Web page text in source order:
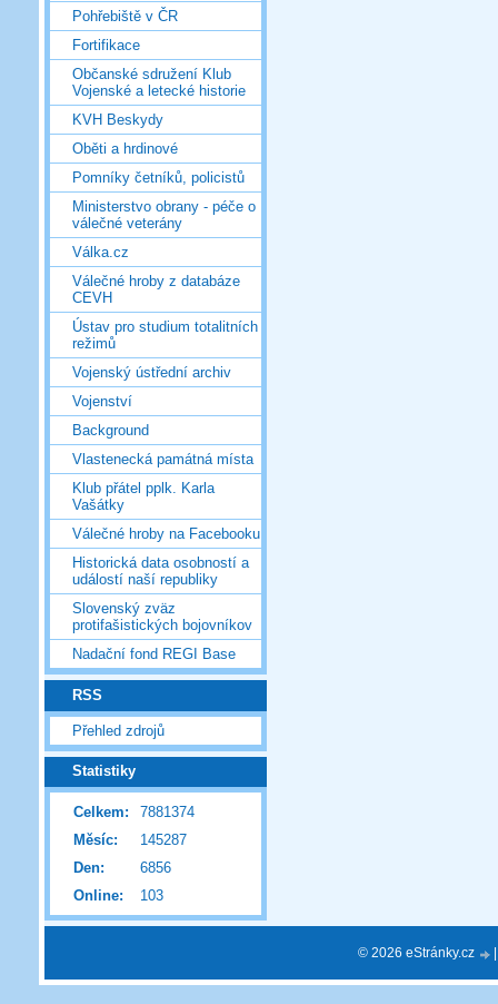
Pohřebiště v ČR
Fortifikace
Občanské sdružení Klub
Vojenské a letecké historie
KVH Beskydy
Oběti a hrdinové
Pomníky četníků, policistů
Ministerstvo obrany - péče o
válečné veterány
Válka.cz
Válečné hroby z databáze
CEVH
Ústav pro studium totalitních
režimů
Vojenský ústřední archiv
Vojenství
Background
Vlastenecká památná místa
Klub přátel pplk. Karla
Vašátky
Válečné hroby na Facebooku
Historická data osobností a
událostí naší republiky
Slovenský zväz
protifašistických bojovníkov
Nadační fond REGI Base
RSS
Přehled zdrojů
Statistiky
Online: 103
Celkem:
7881374
Měsíc:
145287
Den:
6856
© 2026 eStránky.cz